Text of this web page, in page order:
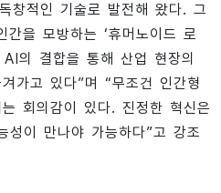
창적인 기술로 발전해 왔다. 그
을 모방하는 ‘휴머노이드 로
의 결합을 통해 산업 현장의
가고 있다”며 “무조건 인간형
회의감이 있다. 진정한 혁신은
이 만나야 가능하다”고 강조